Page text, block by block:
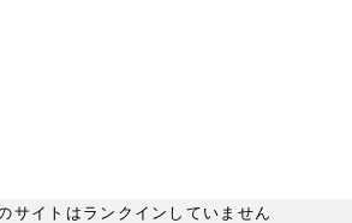
サイトはランクインしていません